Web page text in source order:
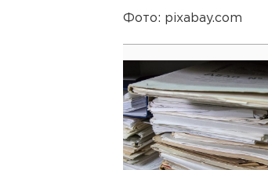
Фото: pixabay.com